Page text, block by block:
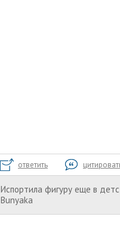
ответить
Испортила фигуру еще в
Bunyaka